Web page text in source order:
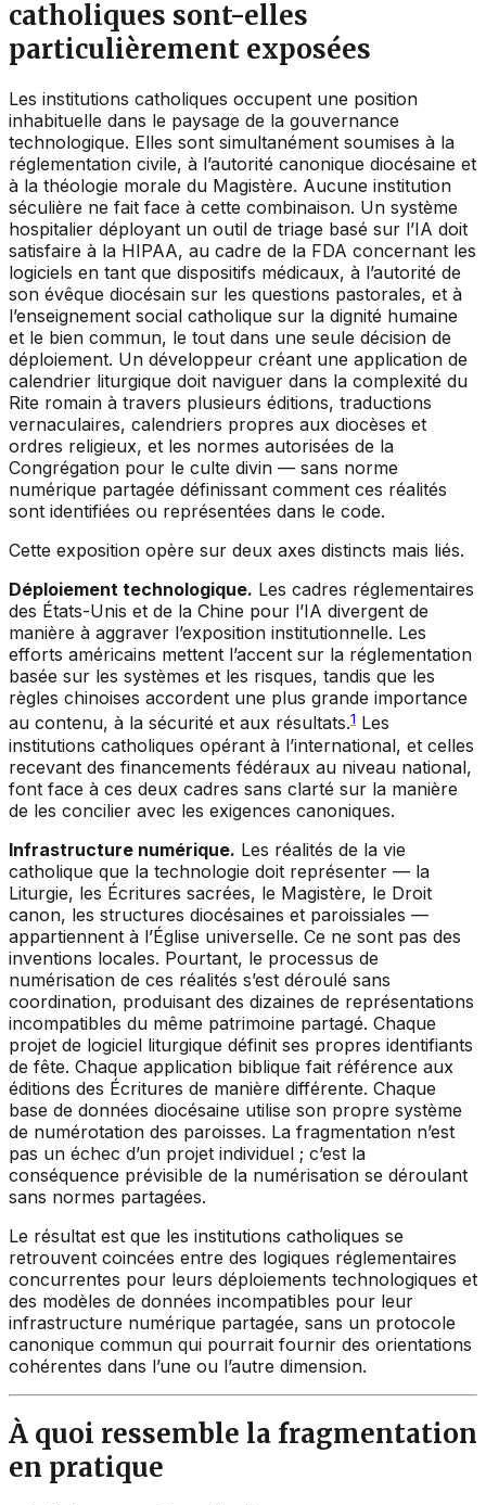
catholiques sont-elles
particulièrement exposées
Les institutions catholiques occupent une position
inhabituelle dans le paysage de la gouvernance
technologique. Elles sont simultanément soumises à la
réglementation civile, à l’autorité canonique diocésaine et
à la théologie morale du Magistère. Aucune institution
séculière ne fait face à cette combinaison. Un système
hospitalier déployant un outil de triage basé sur l’IA doit
satisfaire à la HIPAA, au cadre de la FDA concernant les
logiciels en tant que dispositifs médicaux, à l’autorité de
son évêque diocésain sur les questions pastorales, et à
l’enseignement social catholique sur la dignité humaine
et le bien commun, le tout dans une seule décision de
déploiement. Un développeur créant une application de
calendrier liturgique doit naviguer dans la complexité du
Rite romain à travers plusieurs éditions, traductions
vernaculaires, calendriers propres aux diocèses et
ordres religieux, et les normes autorisées de la
Congrégation pour le culte divin — sans norme
numérique partagée définissant comment ces réalités
sont identifiées ou représentées dans le code.
Cette exposition opère sur deux axes distincts mais liés.
Déploiement technologique. Les cadres réglementaires
des États-Unis et de la Chine pour l’IA divergent de
manière à aggraver l’exposition institutionnelle. Les
efforts américains mettent l’accent sur la réglementation
basée sur les systèmes et les risques, tandis que les
règles chinoises accordent une plus grande importance
au contenu, à la sécurité et aux résultats.1 Les
institutions catholiques opérant à l’international, et celles
recevant des financements fédéraux au niveau national,
font face à ces deux cadres sans clarté sur la manière
de les concilier avec les exigences canoniques.
Infrastructure numérique. Les réalités de la vie
catholique que la technologie doit représenter — la
Liturgie, les Écritures sacrées, le Magistère, le Droit
canon, les structures diocésaines et paroissiales —
appartiennent à l’Église universelle. Ce ne sont pas des
inventions locales. Pourtant, le processus de
numérisation de ces réalités s’est déroulé sans
coordination, produisant des dizaines de représentations
incompatibles du même patrimoine partagé. Chaque
projet de logiciel liturgique définit ses propres identifiants
de fête. Chaque application biblique fait référence aux
éditions des Écritures de manière différente. Chaque
base de données diocésaine utilise son propre système
de numérotation des paroisses. La fragmentation n’est
pas un échec d’un projet individuel ; c’est la
conséquence prévisible de la numérisation se déroulant
sans normes partagées.
Le résultat est que les institutions catholiques se
retrouvent coincées entre des logiques réglementaires
concurrentes pour leurs déploiements technologiques et
des modèles de données incompatibles pour leur
infrastructure numérique partagée, sans un protocole
canonique commun qui pourrait fournir des orientations
cohérentes dans l’une ou l’autre dimension.
À quoi ressemble la fragmentation
en pratique